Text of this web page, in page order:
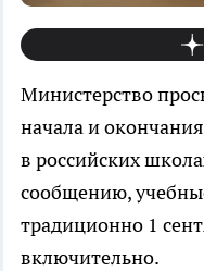
Министерство
начала и
в российских
сообщению,
традиционно 1
включительно.